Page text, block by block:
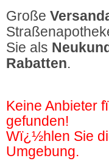
Große
Sie als
Rabatten.
Keine Anbieter
gefunden!
Wï¿½hlen Sie
Umgebung.